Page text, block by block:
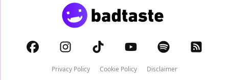
Privacy Policy Cookie Policy
Disclaimer